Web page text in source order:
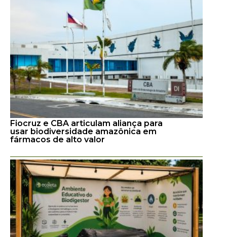
Fiocruz e CBA articulam aliança para
usar biodiversidade amazônica em
fármacos de alto valor